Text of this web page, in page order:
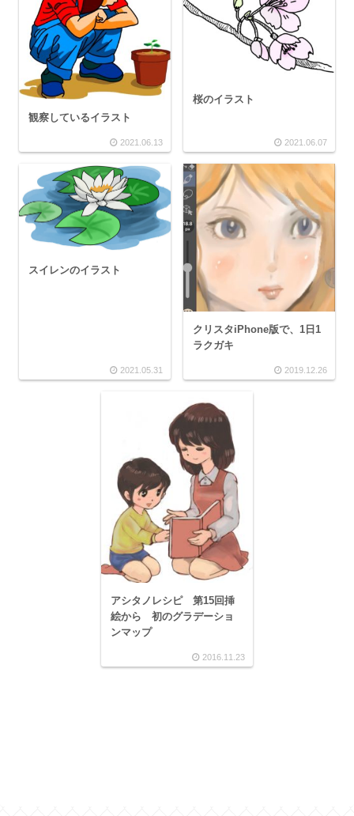
観察しているイラスト
2021.06.13
桜のイラスト
2021.06.07
スイレンのイラスト
2021.05.31
クリスタiPhone版で、1日1
ラクガキ
2019.12.26
アシタノレシピ 第15回挿
絵から 初のグラデーショ
ンマップ
2016.11.23